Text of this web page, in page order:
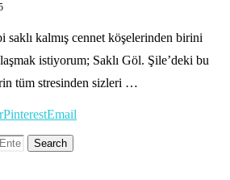
saklı kalmış cennet köşelerinden birini
istiyorum; Saklı Göl. Şile’deki bu
tüm stresinden sizleri …
PinterestEmail